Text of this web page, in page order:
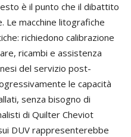
è il punto che il dibattito
Le macchine litografiche
richiedono calibrazione
ricambi e assistenza
del servizio post-
le capacità
senza bisogno di
di Quilter Cheviot
DUV rappresenterebbe